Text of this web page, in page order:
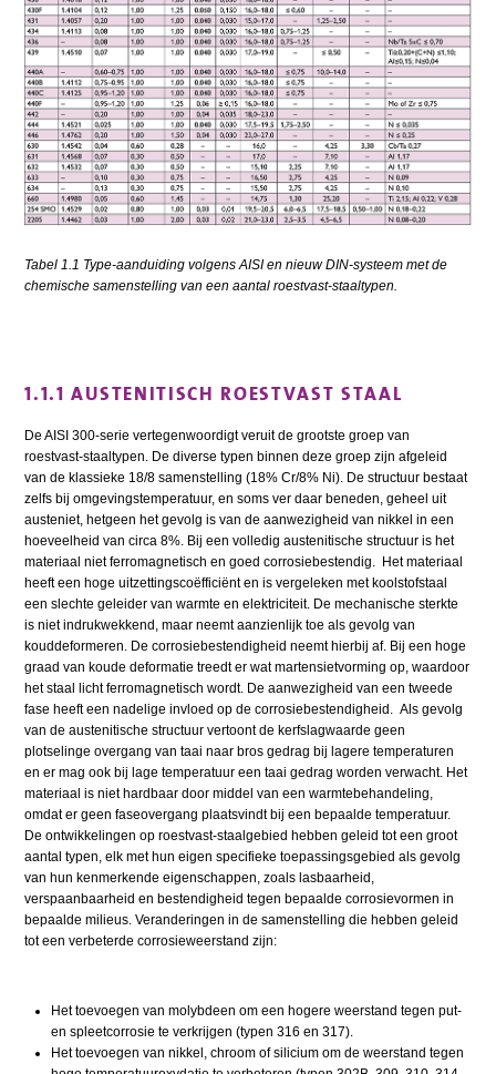
Tabel 1.1 Type-aanduiding volgens AISI en nieuw DIN-systeem met de
chemische samenstelling van een aantal roestvast-staaltypen.
1.1.1 AUSTENITISCH ROESTVAST STAAL
De AISI 300-serie vertegenwoordigt veruit de grootste groep van
roestvast-staaltypen. De diverse typen binnen deze groep zijn afgeleid
van de klassieke 18/8 samenstelling (18% Cr/8% Ni). De structuur bestaat
zelfs bij omgevingstemperatuur, en soms ver daar beneden, geheel uit
austeniet, hetgeen het gevolg is van de aanwezigheid van nikkel in een
hoeveelheid van circa 8%. Bij een volledig austenitische structuur is het
materiaal niet ferromagnetisch en goed corrosiebestendig. Het materiaal
heeft een hoge uitzettingscoëfficiënt en is vergeleken met koolstofstaal
een slechte geleider van warmte en elektriciteit. De mechanische sterkte
is niet indrukwekkend, maar neemt aanzienlijk toe als gevolg van
kouddeformeren. De corrosiebestendigheid neemt hierbij af. Bij een hoge
graad van koude deformatie treedt er wat martensietvorming op, waardoor
het staal licht ferromagnetisch wordt. De aanwezigheid van een tweede
fase heeft een nadelige invloed op de corrosiebestendigheid. Als gevolg
van de austenitische structuur vertoont de kerfslagwaarde geen
plotselinge overgang van taai naar bros gedrag bij lagere temperaturen
en er mag ook bij lage temperatuur een taai gedrag worden verwacht. Het
materiaal is niet hardbaar door middel van een warmtebehandeling,
omdat er geen faseovergang plaatsvindt bij een bepaalde temperatuur.
De ontwikkelingen op roestvast-staalgebied hebben geleid tot een groot
aantal typen, elk met hun eigen specifieke toepassingsgebied als gevolg
van hun kenmerkende eigenschappen, zoals lasbaarheid,
verspaanbaarheid en bestendigheid tegen bepaalde corrosievormen in
bepaalde milieus. Veranderingen in de samenstelling die hebben geleid
tot een verbeterde corrosieweerstand zijn:
Het toevoegen van molybdeen om een hogere weerstand tegen put-
en spleetcorrosie te verkrijgen (typen 316 en 317).
Het toevoegen van nikkel, chroom of silicium om de weerstand tegen